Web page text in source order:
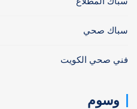
سباك صحي
فني صحي الكويت
وسوم